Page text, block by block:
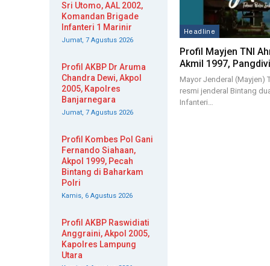
Headline
Profil Mayjen TNI
Akmil 1997,
Mayor Jenderal (Mayjen)
resmi jenderal Bintang
Infanteri…
Sri Utomo, AAL 2002,
Komandan Brigade
Infanteri 1 Marinir
Jumat, 7 Agustus 2026
Profil AKBP Dr Aruma
Chandra Dewi, Akpol
2005, Kapolres
Banjarnegara
Jumat, 7 Agustus 2026
Profil Kombes Pol Gani
Fernando Siahaan,
Akpol 1999, Pecah
Bintang di Baharkam
Polri
Kamis, 6 Agustus 2026
Profil AKBP Raswidiati
Anggraini, Akpol 2005,
Kapolres Lampung
Utara